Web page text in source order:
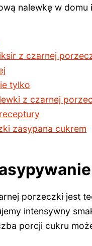
nalewkę w domu
z czarnej
tylko
z czarnej
zasypana cukrem
porzeczki jest
intensywny
porcji cukru